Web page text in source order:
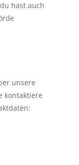
hast auch
unsere
kontaktiere